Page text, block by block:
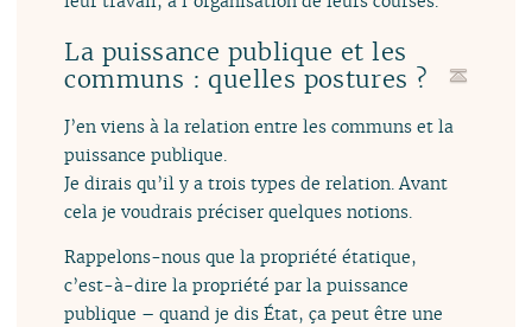
La puissance publique et les
communs : quelles postures ?
J’en viens à la relation entre les communs et la
puissance publique.
Je dirais qu’il y a trois types de relation. Avant
cela je voudrais préciser quelques notions.
Rappelons-nous que la propriété étatique,
c’est-à-dire la propriété par la puissance
publique – quand je dis État, ça peut être une